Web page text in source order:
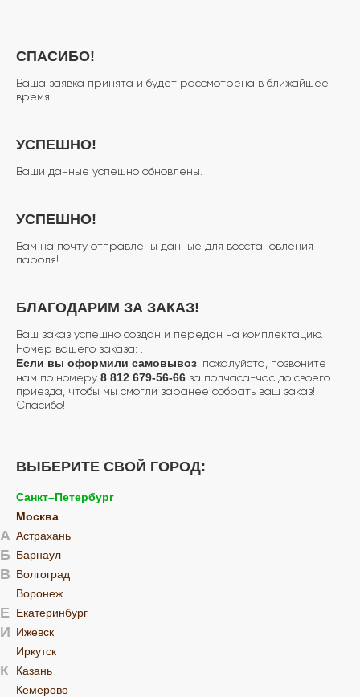
СПАСИБО!
Ваша заявка принята и будет рассмотрена в ближайшее
время
УСПЕШНО!
Ваши данные успешно обновлены.
УСПЕШНО!
Вам на почту отправлены данные для восстановления
пароля!
БЛАГОДАРИМ ЗА ЗАКАЗ!
Ваш заказ успешно создан и передан на комплектацию.
Номер вашего заказа:
Если вы оформили самовывоз , пожалуйста, позвоните
нам по номеру 8 812 679-56-66 за полчаса-час до своего
приезда, чтобы мы смогли заранее собрать ваш заказ!
Спасибо!
ВЫБЕРИТЕ СВОЙ ГОРОД:
Санкт–Петербург
Москва
А Астрахань
Б Барнаул
В Волгоград
Воронеж
Е Екатеринбург
И Ижевск
Иркутск
К
Казань
Кемерово